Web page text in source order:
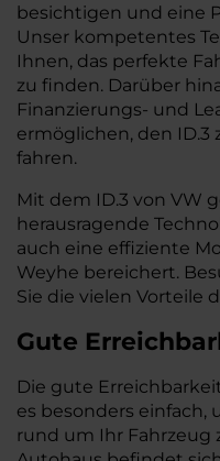
besichtigen und eine
Unser kompetentes
Ihnen, das perfekte
zu finden. Darüber
Finanzierungs- und
ermöglichen, den
fahren.
Mit dem ID.3 von VW
herausragende
auch eine effiziente
Weyhe bereichert.
Sie die vielen Vorteile
Gute
Die gute
es besonders einfach,
rund um Ihr Fahrzeug